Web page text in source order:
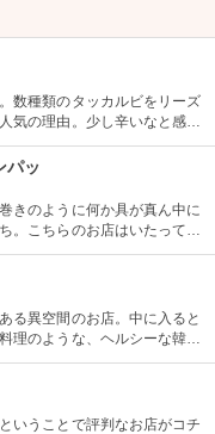
数種類のタッカルビをリーズ
気の理由。少し辛いなと感じ
になって食べやすいとか。締
なので是非試してみて。日本
に準備を。
パッ
きのように何か具が真ん中に
。こちらのお店はいたってシ
べられるサイズが多くのお客
チは別添えです。朝ごはんや
る異空間のお店。中に入ると
理のような、ヘルシーな韓定
はショータイムもあり、美し
披露します。お食事と一緒に
いうことで評判なお店がコチ